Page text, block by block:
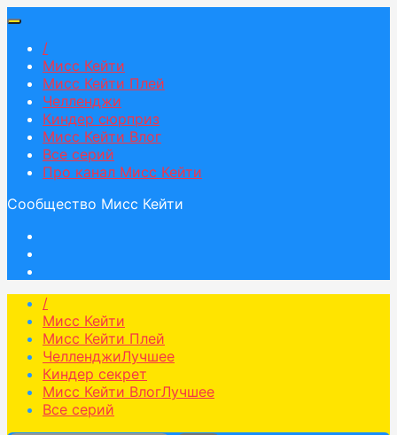
/
Мисс Кейти
Мисс Кейти Плей
Челленджи
Киндер сюрприз
Мисс Кейти Влог
Все серий
Про канал Мисс Кейти
Сообщество Мисс Кейти
/
Мисс Кейти
Мисс Кейти Плей
ЧелленджиЛучшее
Киндер секрет
Мисс Кейти ВлогЛучшее
Все серий